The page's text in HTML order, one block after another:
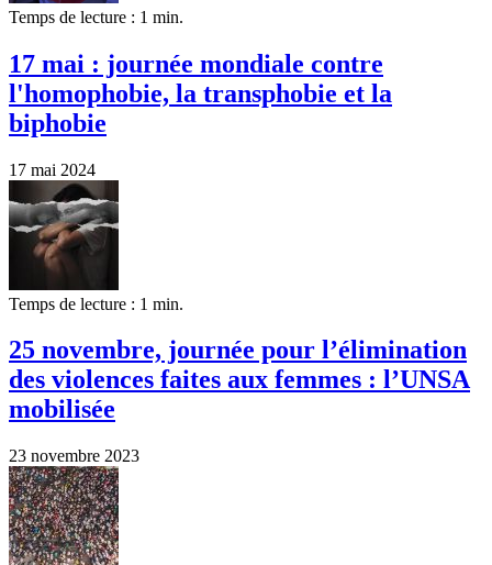
Temps de lecture : 1 min.
17 mai : journée mondiale contre
l'homophobie, la transphobie et la
biphobie
17 mai 2024
Temps de lecture : 1 min.
25 novembre, journée pour l’élimination
des violences faites aux femmes : l’UNSA
mobilisée
23 novembre 2023